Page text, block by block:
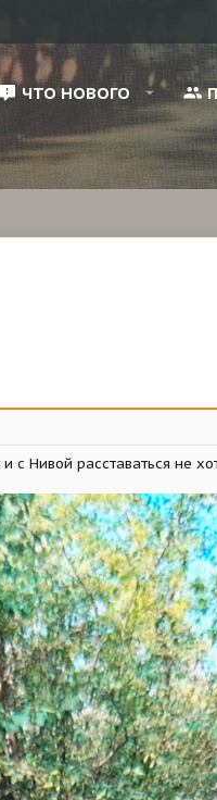
ЧТО НОВОГО
Нивой расставаться не